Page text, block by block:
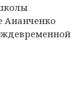
Ананченко